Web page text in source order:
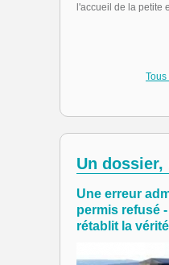
l'accueil de la petite
Un
Une erreur
permis refusé
rétablit la vérité